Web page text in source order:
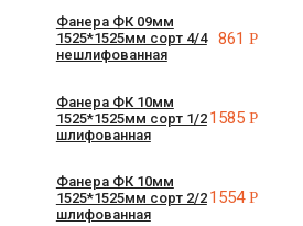
Фанера ФК 09мм
1525*1525мм сорт 4/4
нешлифованная
861Р
Фанера ФК 10мм
1525*1525мм сорт 1/2
шлифованная
1585Р
Фанера ФК 10мм
1525*1525мм сорт 2/2
шлифованная
1554Р